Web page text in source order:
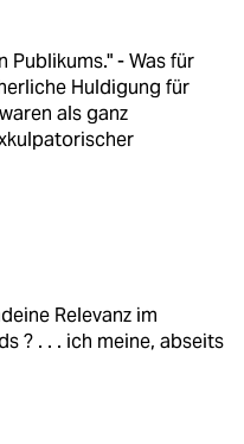
Publikums." - Was für
Huldigung für
als ganz
Relevanz im
? . . . ich meine, abseits